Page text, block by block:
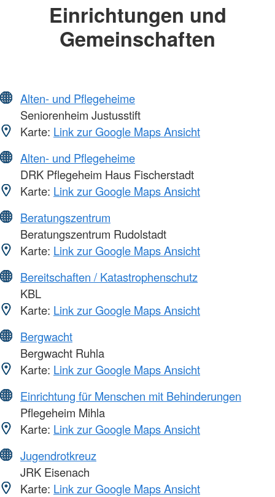
Einrichtungen und
Gemeinschaften
Alten- und Pflegeheime
Seniorenheim Justusstift
Karte: Link zur Google Maps Ansicht
Alten- und Pflegeheime
DRK Pflegeheim Haus Fischerstadt
Karte: Link zur Google Maps Ansicht
Beratungszentrum
Beratungszentrum Rudolstadt
Karte: Link zur Google Maps Ansicht
Bereitschaften / Katastrophenschutz
KBL
Karte: Link zur Google Maps Ansicht
Bergwacht
Bergwacht Ruhla
Karte: Link zur Google Maps Ansicht
Einrichtung für Menschen mit Behinderungen
Pflegeheim Mihla
Karte: Link zur Google Maps Ansicht
Jugendrotkreuz
JRK Eisenach
Karte: Link zur Google Maps Ansicht